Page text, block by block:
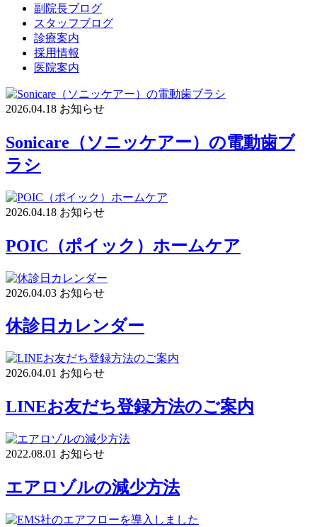
副院長ブログ
スタッフブログ
診療案内
採用情報
医院案内
2026.04.18 お知らせ
Sonicare（ソニッケアー）の電動歯ブ
ラシ
2026.04.18 お知らせ
POIC（ポイック）ホームケア
2026.04.03 お知らせ
休診日カレンダー
2026.04.01 お知らせ
LINEお友だち登録方法のご案内
2022.08.01 お知らせ
エアロゾルの減少方法